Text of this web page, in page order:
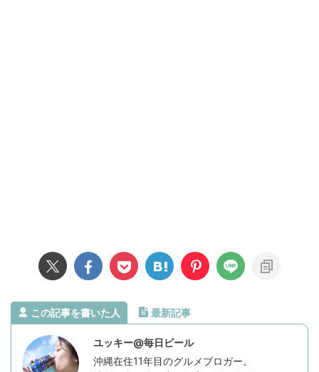
この記事を書いた人 最新記事
ユッキー@毎日ビール
沖縄在住11年目のグルメブロガー。